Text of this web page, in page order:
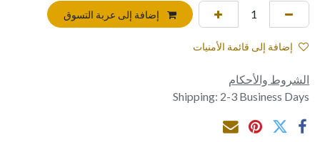
إضافة إلى عربة التسوق
إضافة إلى قائمة الأمنيات
الشروط والأحكام
Shipping: 2-3 Business Days